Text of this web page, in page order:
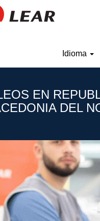
Idioma
EN
DEL